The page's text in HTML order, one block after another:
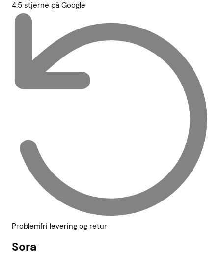
4.5 stjerne på Google
Problemfri levering og retur
Sora